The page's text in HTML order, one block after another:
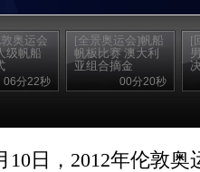
奥运会
级帆船
06分22秒
[全景奥运会]帆船
帆板比赛 澳大利
亚组合摘金
00分20秒
[
10日，2012年伦敦奥